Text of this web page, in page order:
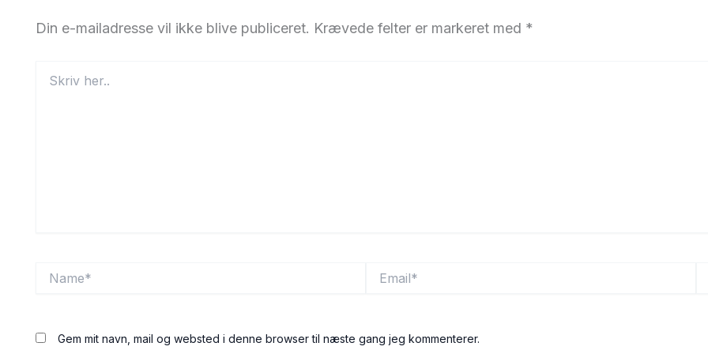
Din e-mailadresse vil ikke blive publiceret. Krævede felter er markeret med *
her..
Gem mit navn, mail og websted i denne browser til næste gang jeg kommenterer.